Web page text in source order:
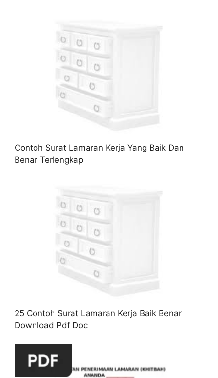
Contoh Surat Lamaran Kerja Yang Baik Dan
Benar Terlengkap
25 Contoh Surat Lamaran Kerja Baik Benar
Download Pdf Doc